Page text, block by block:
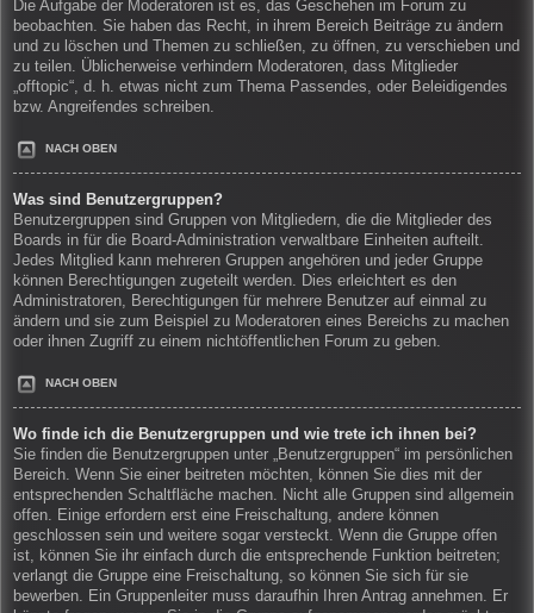
Die Aufgabe der Moderatoren ist es, das Geschehen im Forum zu
beobachten. Sie haben das Recht, in ihrem Bereich Beiträge zu ändern
und zu löschen und Themen zu schließen, zu öffnen, zu verschieben und
zu teilen. Üblicherweise verhindern Moderatoren, dass Mitglieder
„offtopic“, d. h. etwas nicht zum Thema Passendes, oder Beleidigendes
bzw. Angreifendes schreiben.
NACH OBEN
Was sind Benutzergruppen?
Benutzergruppen sind Gruppen von Mitgliedern, die die Mitglieder des
Boards in für die Board-Administration verwaltbare Einheiten aufteilt.
Jedes Mitglied kann mehreren Gruppen angehören und jeder Gruppe
können Berechtigungen zugeteilt werden. Dies erleichtert es den
Administratoren, Berechtigungen für mehrere Benutzer auf einmal zu
ändern und sie zum Beispiel zu Moderatoren eines Bereichs zu machen
oder ihnen Zugriff zu einem nichtöffentlichen Forum zu geben.
NACH OBEN
Wo finde ich die Benutzergruppen und wie trete ich ihnen bei?
Sie finden die Benutzergruppen unter „Benutzergruppen“ im persönlichen
Bereich. Wenn Sie einer beitreten möchten, können Sie dies mit der
entsprechenden Schaltfläche machen. Nicht alle Gruppen sind allgemein
offen. Einige erfordern erst eine Freischaltung, andere können
geschlossen sein und weitere sogar versteckt. Wenn die Gruppe offen
ist, können Sie ihr einfach durch die entsprechende Funktion beitreten;
verlangt die Gruppe eine Freischaltung, so können Sie sich für sie
bewerben. Ein Gruppenleiter muss daraufhin Ihren Antrag annehmen. Er